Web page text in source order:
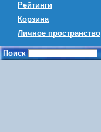
Рейтинги
Корзина
Личное пространство
Поиск